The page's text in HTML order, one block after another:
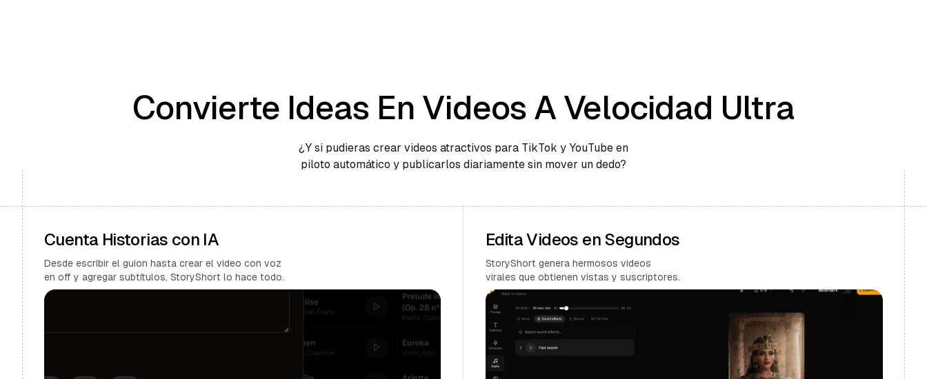
Convierte Ideas En Videos A Velocidad Ultra
¿Y si pudieras crear videos atractivos para TikTok y YouTube en
piloto automático y publicarlos diariamente sin mover un dedo?
Cuenta Historias con IA
Desde escribir el guion hasta crear el video con voz
en off y agregar subtítulos, StoryShort lo hace todo.
Edita Videos en Segundos
StoryShort genera hermosos videos
virales que obtienen vistas y suscriptores.